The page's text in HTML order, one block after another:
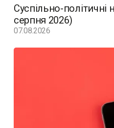
Суспільно-політичні
серпня 2026)
07.08.2026